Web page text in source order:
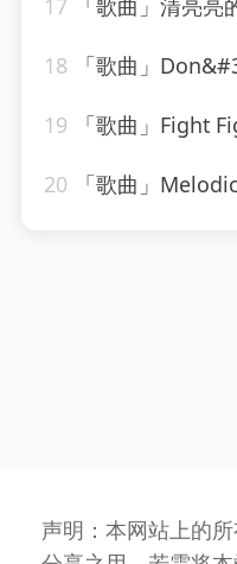
17 「歌曲」清亮亮
18 「歌曲」Don&#39;t Fall in
19 「歌曲」Fight
20 「歌曲」Melodic Murmurs Under
声明：本网站上的